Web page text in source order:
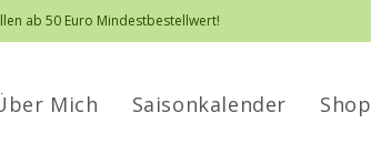
ab 50 Euro Mindestbestellwert!
Mich Saisonkalender Shop